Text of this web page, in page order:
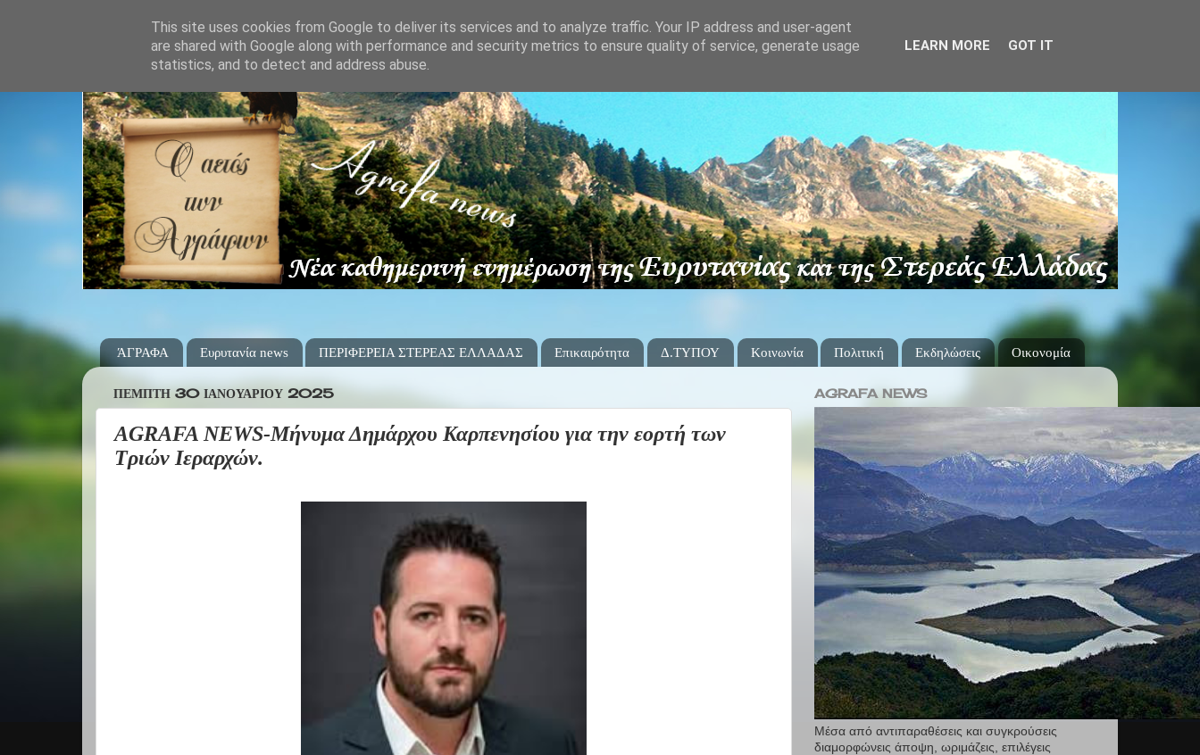
ΆΓΡΑΦΑ Ευρυτανία news ΠΕΡΙΦΕΡΕΙΑ ΣΤΕΡΕΑΣ ΕΛΛΑΔΑΣ Επικαιρότητα Δ.ΤΥΠΟΥ Κοινωνία Πολιτική Εκδηλώσεις Οικονομία
ΠΈΜΠΤΗ 30 ΙΑΝΟΥΑΡΊΟΥ 2025
AGRAFA NEWS-Μήνυμα Δημάρχου Καρπενησίου για την εορτή των
Τριών Ιεραρχών.
AGRAFA NEWS
Μέσα από αντιπαραθέσεις και συγκρούσεις
διαμορφώνεις άποψη, ωριμάζεις, επιλέγεις
This site uses cookies from Google to deliver its services and to analyze traffic. Your IP address and user-agent
are shared with Google along with performance and security metrics to ensure quality of service, generate usage
statistics, and to detect and address abuse.
LEARN MORE GOT IT